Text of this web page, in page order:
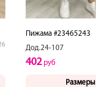
Пижама #23465243
Дод.24-107
402руб
Размеры